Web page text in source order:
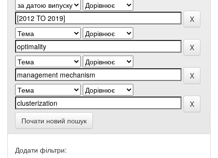
Почати новий пошук
Додати фільтри: